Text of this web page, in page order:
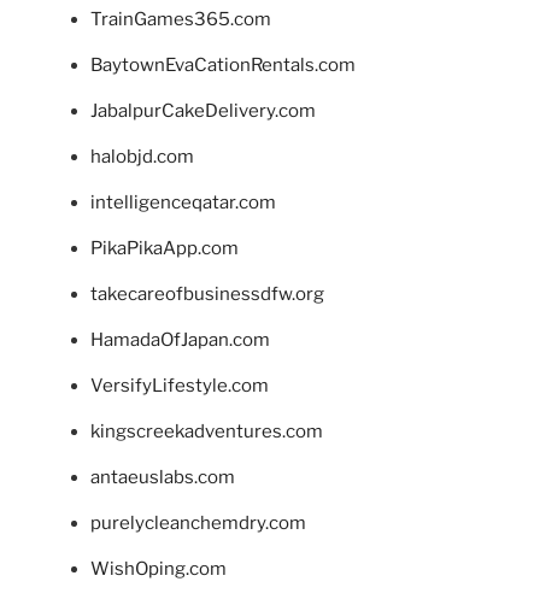
TrainGames365.com
BaytownEvaCationRentals.com
JabalpurCakeDelivery.com
halobjd.com
intelligenceqatar.com
PikaPikaApp.com
takecareofbusinessdfw.org
HamadaOfJapan.com
VersifyLifestyle.com
kingscreekadventures.com
antaeuslabs.com
purelycleanchemdry.com
WishOping.com